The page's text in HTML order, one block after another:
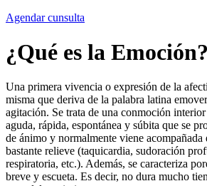
Agendar cunsulta
¿Qué es la Emoción?
Una primera vivencia o expresión de la
misma que deriva de la palabra latina
agitación. Se trata de una conmoción
aguda, rápida, espontánea y súbita que se
de ánimo y normalmente viene acompañada
bastante relieve (taquicardia, sudoración
respiratoria, etc.). Además, se caracteriza
breve y escueta. Es decir, no dura mucho